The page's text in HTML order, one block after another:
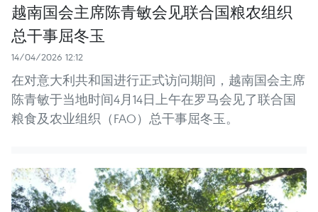
越南国会主席陈青敏会见联合国粮农组织
总干事屈冬玉
14/04/2026 12:12
在对意大利共和国进行正式访问期间，越南国会主席
陈青敏于当地时间4月14日上午在罗马会见了联合国
粮食及农业组织（FAO）总干事屈冬玉。